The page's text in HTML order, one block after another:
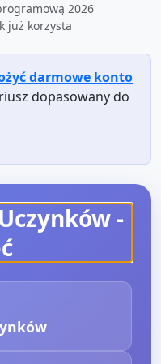
2026
już korzysta
darmowe konto
dopasowany do
-